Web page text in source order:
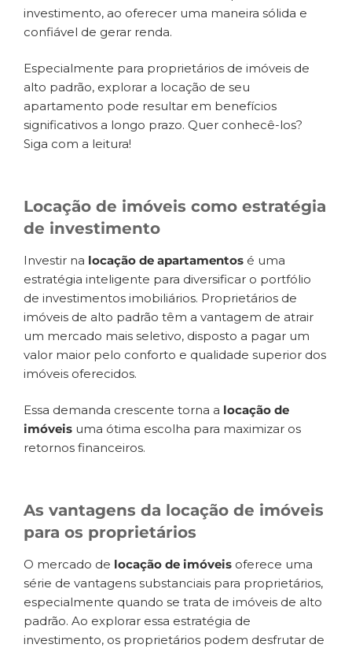
investimento, ao oferecer uma maneira sólida e
confiável de gerar renda.
Especialmente para proprietários de imóveis de
alto padrão, explorar a locação de seu
apartamento pode resultar em benefícios
significativos a longo prazo. Quer conhecê-los?
Siga com a leitura!
Locação de imóveis como estratégia
de investimento
Investir na locação de apartamentos é uma
estratégia inteligente para diversificar o portfólio
de investimentos imobiliários. Proprietários de
imóveis de alto padrão têm a vantagem de atrair
um mercado mais seletivo, disposto a pagar um
valor maior pelo conforto e qualidade superior dos
imóveis oferecidos.
Essa demanda crescente torna a locação de
imóveis uma ótima escolha para maximizar os
retornos financeiros.
As vantagens da locação de imóveis
para os proprietários
O mercado de locação de imóveis oferece uma
série de vantagens substanciais para proprietários,
especialmente quando se trata de imóveis de alto
padrão. Ao explorar essa estratégia de
investimento, os proprietários podem desfrutar de